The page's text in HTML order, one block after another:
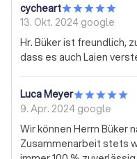
cycheart
13. Okt. 2024 google
Hr. Büker ist freundlich,
dass es auch Laien
Luca Meyer
9. Apr. 2024 google
Wir können Herrn Büker
Zusammenarbeit stets